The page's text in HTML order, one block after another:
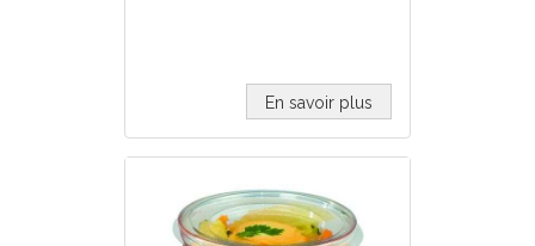
En savoir plus